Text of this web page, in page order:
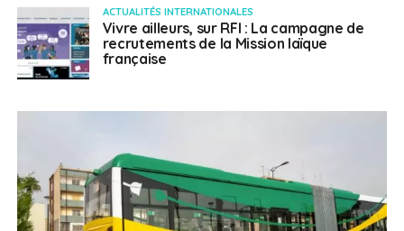
ACTUALITÉS INTERNATIONALES
Vivre ailleurs, sur RFI : La campagne de
recrutements de la Mission laïque
française